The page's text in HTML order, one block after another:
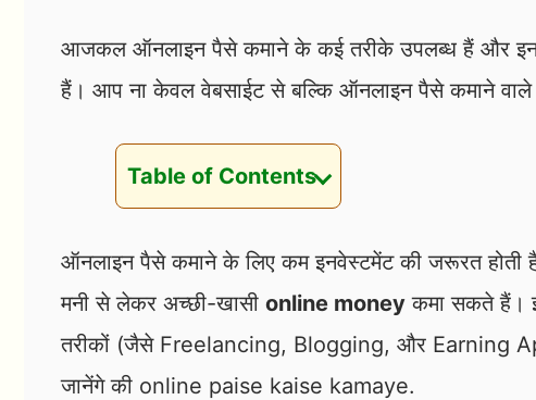
आजकल ऑनलाइन पैसे कमाने के कई तरीके उपलब्ध हैं और
हैं। आप ना केवल वेबसाईट से बल्कि ऑनलाइन पैसे कमाने
Table of Contents
ऑनलाइन पैसे कमाने के लिए कम इनवेस्टमेंट की जरूरत होती
मनी से लेकर अच्छी-खासी online money कमा सकते हैं।
तरीकों (जैसे Freelancing, Blogging, और Earning
जानेंगे की online paise kaise kamaye.